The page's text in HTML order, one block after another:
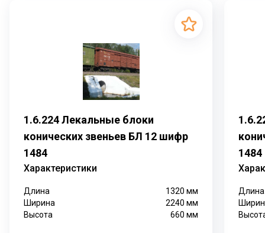
1.6.224 Лекальные блоки
конических звеньев БЛ 12 шифр
1484
Характеристики
Длина 1320мм
Ширина
2240мм
Высота
660мм
1484
Длина